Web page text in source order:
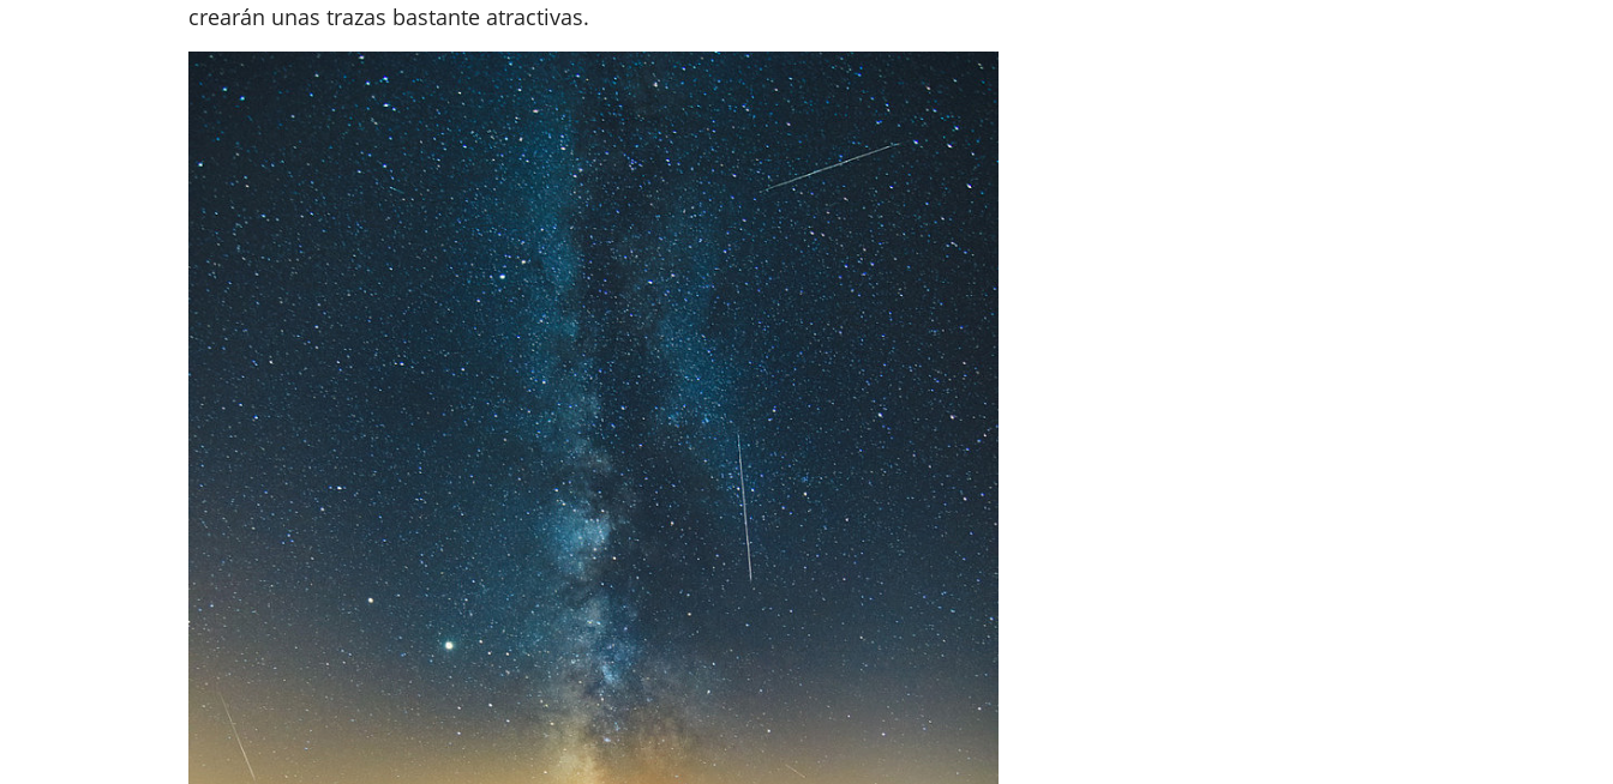
crearán unas trazas bastante atractivas.